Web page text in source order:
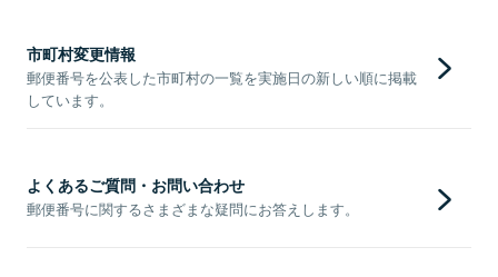
市町村変更情報
郵便番号を公表した市町村の一覧を実施日の新しい順に掲載
しています。
よくあるご質問・お問い合わせ
郵便番号に関するさまざまな疑問にお答えします。